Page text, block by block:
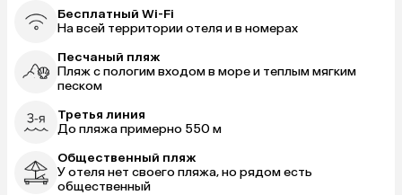
Бесплатный Wi-Fi
На всей территории отеля и в номерах
Песчаный пляж
Пляж с пологим входом в море и теплым мягким
песком
Третья линия
До пляжа примерно 550 м
Общественный пляж
У отеля нет своего пляжа, но рядом есть
общественный